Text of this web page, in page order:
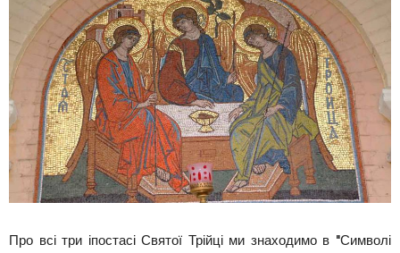
Про всі три іпостасі Святої Трійці ми знаходимо в "Символі